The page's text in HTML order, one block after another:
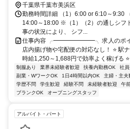
千葉県千葉市美浜区
勤務時間詳細 （1）6:00 or 6:10～9:30
14:00～18:00 ※（1）（2）の通しシフ
事の状況により、 シフ...
仕事内容 ╭━━━━━━━╮ 求人の
店内揚げ物や宅配便の対応なし！ ⭐ 駅
時給1,250～1,688円で効率よく稼げる ⭐
制服あり 業界未経験者歓迎 扶養内勤務OK 社
副業・WワークOK
1日4時間以内OK 主婦・主夫
学歴不問
学生歓迎 経験不問 未経験者歓迎 午
ブランクOK
オープニングスタッフ
アルバイト・パート